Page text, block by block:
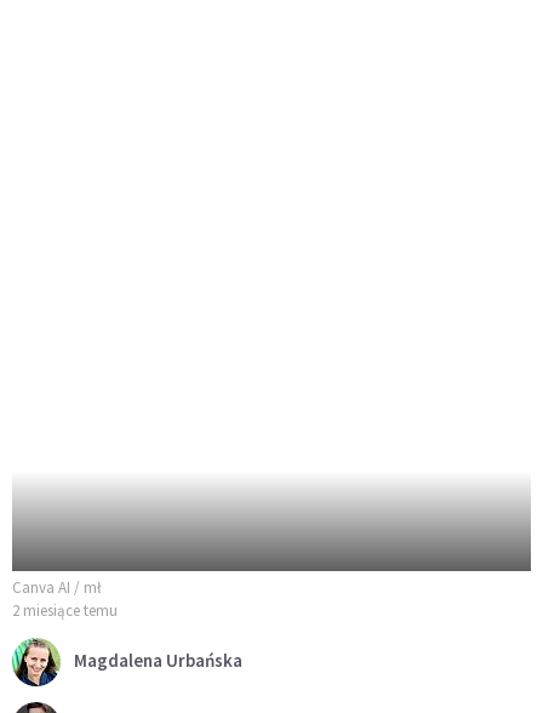
Canva AI / mł
2 miesiące temu
Magdalena Urbańska